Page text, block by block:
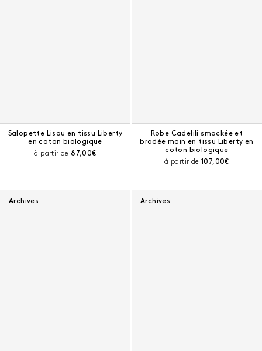
Salopette Lisou en tissu Liberty
en coton biologique
à partir de Prix courant :
87,00€
Robe Cadelili smockée et
brodée main en tissu Liberty en
coton biologique
à partir de Prix courant :
107,00€
Archives Archives